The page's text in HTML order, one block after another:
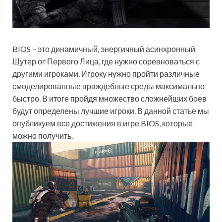
BIOS – это динамичный, энергичный асинхронный
Шутер от Первого Лица, где нужно соревноваться с
другими игроками. Игроку нужно пройти различные
смоделированные враждебные среды максимально
быстро. В итоге пройдя множество сложнейших боев
будут определены лучшие игроки. В данной статье мы
опубликуем все достижения в игре BIOS, которые
можно получить.